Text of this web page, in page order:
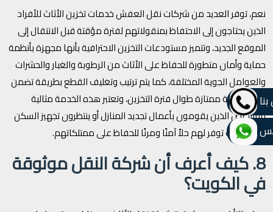
نعم، توفر العديد من شركات نقل العفش خدمات تخزين الأثاث للأفراد
الذين يحتاجون إلى الاحتفاظ بمنقولاتهم لفترة مؤقتة قبل الانتقال إلى
الموقع الجديد، وتتميز مستودعات التخزين الاحترافية بأنها مجهزة بأنظمة
حماية وأمان متطورة للحفاظ على الأثاث من الرطوبة والغبار والحشرات
والعوامل الجوية المختلفة، كما يتم ترتيب وتغليف القطع بطريقة تضمن
بقائها بحالة ممتازة طوال فترة التخزين، وتعتبر هذه الخدمة مثالية
للأشخاص الذين يقومون بأعمال تجديد المنازل أو ينتظرون تجهيز السكن
الجديد، حيث توفر لهم حلاً آمنًا ومرنًا للحفاظ على ممتلكاتهم.
8. كيف أعرف أن شركة النقل موثوقة
في الكويت؟